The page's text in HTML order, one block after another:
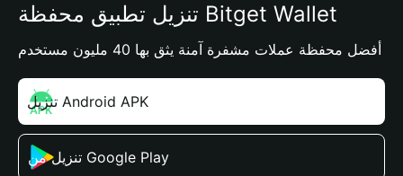
تنزيل تطبيق محفظة Bitget Wallet
أفضل محفظة عملات مشفرة آمنة يثق بها 40 مليون مستخدم
تنزيل Android APK
تنزيل من Google Play